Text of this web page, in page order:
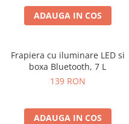
ADAUGA IN COS
Frapiera cu iluminare LED si
boxa Bluetooth, 7 L
139 RON
ADAUGA IN COS